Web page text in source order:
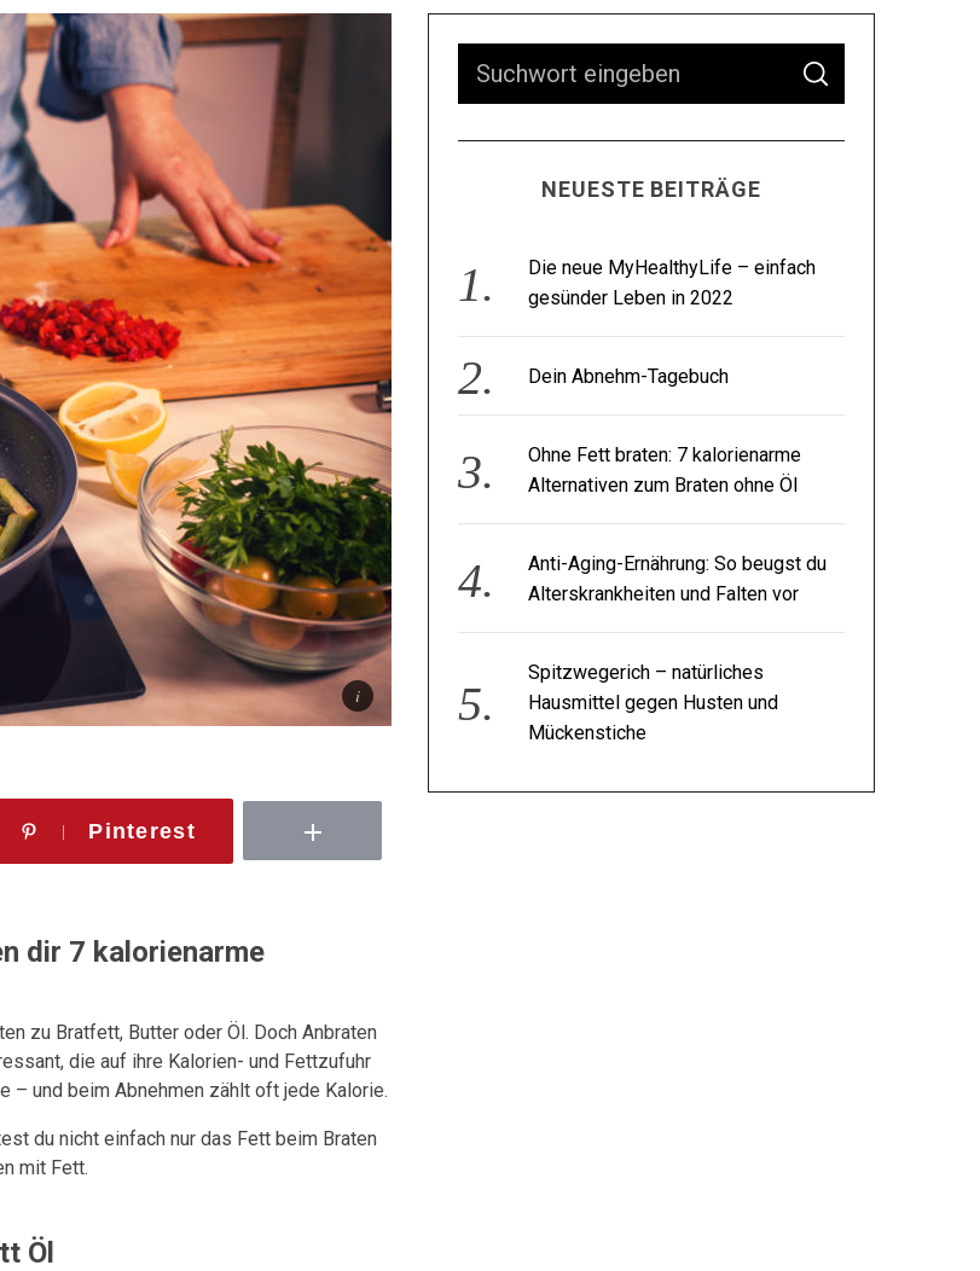
Pinterest
dir 7 kalorienarme
zu Bratfett, Butter oder Öl. Doch Anbraten
die auf ihre Kalorien- und Fettzufuhr
– und beim Abnehmen zählt oft jede Kalorie.
du nicht einfach nur das Fett beim Braten
mit Fett.
Öl
NEUESTE BEITRÄGE
Die neue MyHealthyLife – einfach
gesünder Leben in 2022
Dein Abnehm-Tagebuch
Ohne Fett braten: 7 kalorienarme
Alternativen zum Braten ohne Öl
Anti-Aging-Ernährung: So beugst du
Alterskrankheiten und Falten vor
Spitzwegerich – natürliches
Hausmittel gegen Husten und
Mückenstiche